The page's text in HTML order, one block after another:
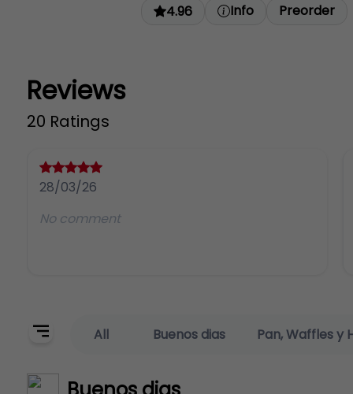
4.96 Info Preorder
Reviews
20 Ratings
28/03/26
No comment
All Buenos dias Pan, Waffles y